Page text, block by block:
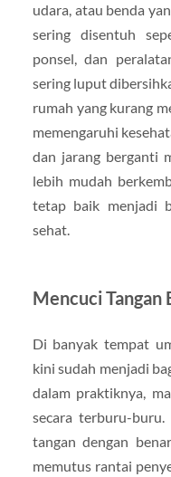
udara, atau benda
sering disentuh
ponsel, dan
sering luput
rumah yang kurang
memengaruhi
dan jarang berganti
lebih mudah
tetap baik menjadi
sehat.
Mencuci Tangan
Di banyak tempat
kini sudah menjadi
dalam praktiknya,
secara terburu-buru.
tangan dengan
memutus rantai